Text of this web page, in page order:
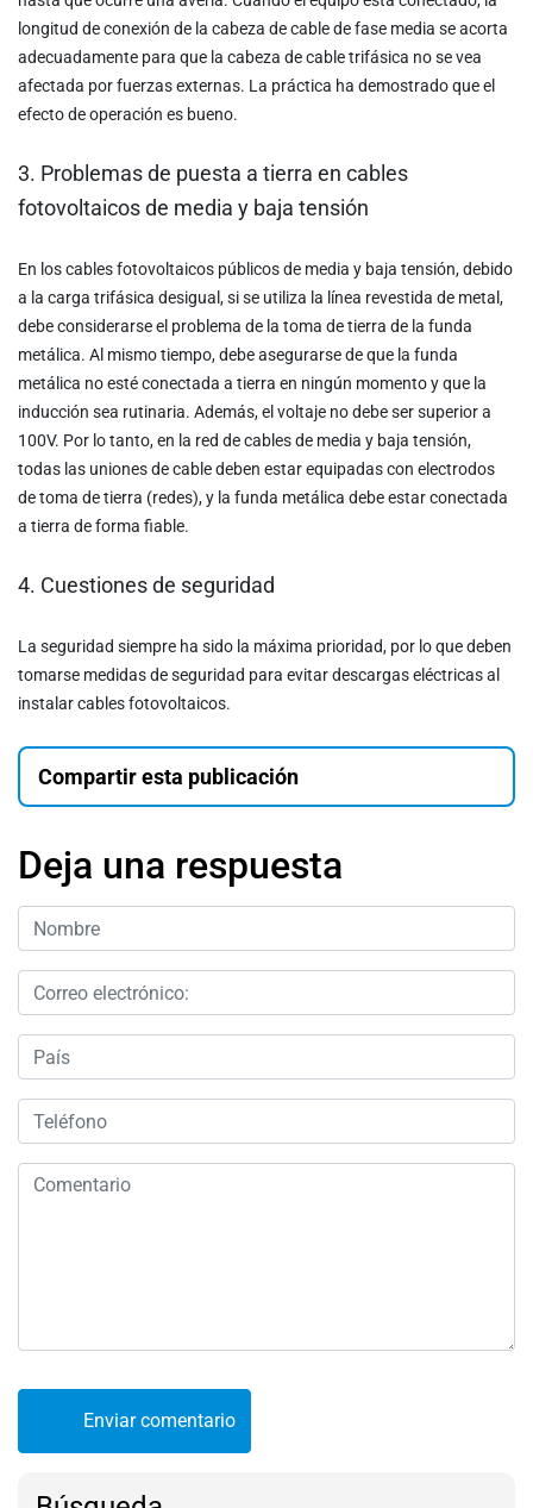
longitud de conexión de la cabeza de cable de fase media se acorta
adecuadamente para que la cabeza de cable trifásica no se vea
afectada por fuerzas externas. La práctica ha demostrado que el
efecto de operación es bueno.
3. Problemas de puesta a tierra en cables
fotovoltaicos de media y baja tensión
En los cables fotovoltaicos públicos de media y baja tensión, debido
a la carga trifásica desigual, si se utiliza la línea revestida de metal,
debe considerarse el problema de la toma de tierra de la funda
metálica. Al mismo tiempo, debe asegurarse de que la funda
metálica no esté conectada a tierra en ningún momento y que la
inducción sea rutinaria. Además, el voltaje no debe ser superior a
100V. Por lo tanto, en la red de cables de media y baja tensión,
todas las uniones de cable deben estar equipadas con electrodos
de toma de tierra (redes), y la funda metálica debe estar conectada
a tierra de forma fiable.
4. Cuestiones de seguridad
La seguridad siempre ha sido la máxima prioridad, por lo que deben
tomarse medidas de seguridad para evitar descargas eléctricas al
instalar cables fotovoltaicos.
Compartir esta publicación
Deja una respuesta
Enviar comentario